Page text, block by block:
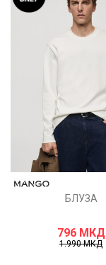
БЛУЗА
796 МКД
1.990МКД